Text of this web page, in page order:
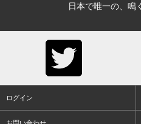
日本で唯一の、鳴
ログイン